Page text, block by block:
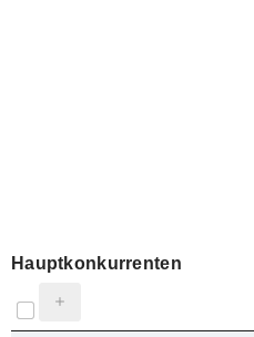
Hauptkonkurrenten